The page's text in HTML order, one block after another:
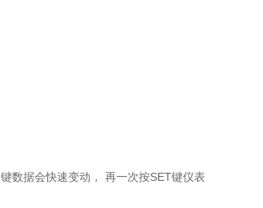
数据会快速变动， 再一次按SET键仪表